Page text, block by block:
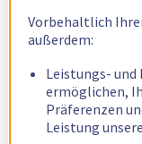
Vorbehaltlich
außerdem:
Leistungs- und
ermöglichen,
Präferenzen
Leistung